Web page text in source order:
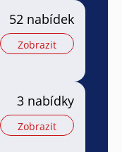
52 nabídek
Zobrazit
3 nabídky
Zobrazit